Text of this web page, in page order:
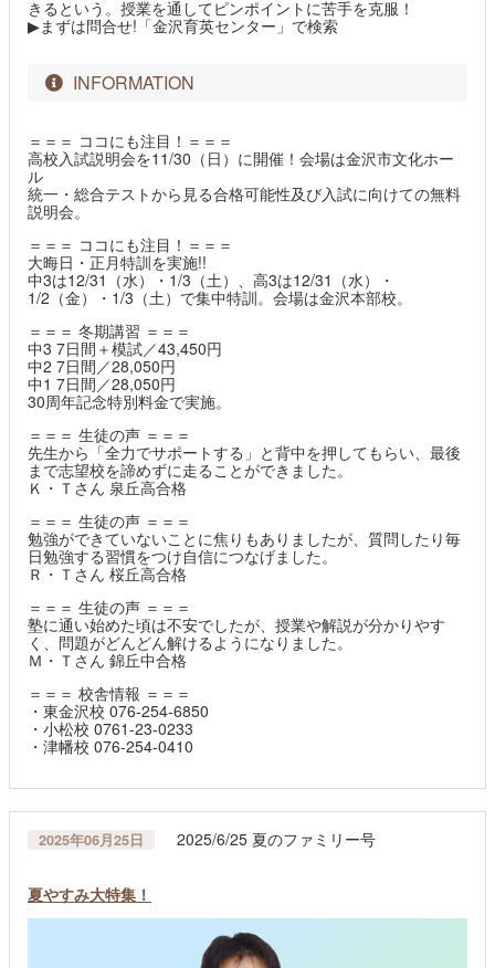
きるという。授業を通してピンポイントに苦手を克服！
▶まずは問合せ!「金沢育英センター」で検索
INFORMATION
＝＝＝ ココにも注目！＝＝＝
高校入試説明会を11/30（日）に開催！会場は金沢市文化ホー
ル
統一・総合テストから見る合格可能性及び入試に向けての無料
説明会。
＝＝＝ ココにも注目！＝＝＝
大晦日・正月特訓を実施!!
中3は12/31（水）・1/3（土）、高3は12/31（水）・
1/2（金）・1/3（土）で集中特訓。会場は金沢本部校。
＝＝＝ 冬期講習 ＝＝＝
中3 7日間＋模試／43,450円
中2 7日間／28,050円
中1 7日間／28,050円
30周年記念特別料金で実施。
＝＝＝ 生徒の声 ＝＝＝
先生から「全力でサポートする」と背中を押してもらい、最後
まで志望校を諦めずに走ることができました。
Ｋ・Ｔさん 泉丘高合格
＝＝＝ 生徒の声 ＝＝＝
勉強ができていないことに焦りもありましたが、質問したり毎
日勉強する習慣をつけ自信につなげました。
Ｒ・Ｔさん 桜丘高合格
＝＝＝ 生徒の声 ＝＝＝
塾に通い始めた頃は不安でしたが、授業や解説が分かりやす
く、問題がどんどん解けるようになりました。
Ｍ・Ｔさん 錦丘中合格
＝＝＝ 校舎情報 ＝＝＝
・東金沢校 076-254-6850
・小松校 0761-23-0233
・津幡校 076-254-0410
2025年06月25日 2025/6/25 夏のファミリー号
夏やすみ大特集！